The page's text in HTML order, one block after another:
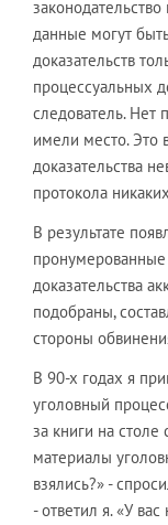
данные могут
доказательств
процессуальных
следователь. Нет
имели место. Это
доказательства
протокола
В результате
пронумерованные
доказательства
подобраны,
стороны
В 90-х годах я
уголовный
за книги на столе
материалы
взялись?» -
- ответил я. «У